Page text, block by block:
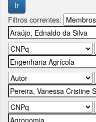
Filtros correntes: